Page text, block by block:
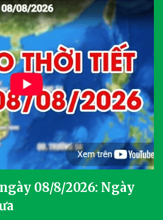
08/8/2026: Ngày